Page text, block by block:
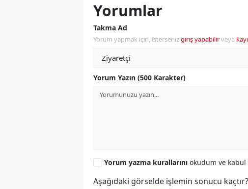
Yorumlar
Takma Ad
Yorum yapmak için, istersenizgiriş yapabilirveya
Yorum Yazın (500 Karakter)
Yorum yazma kurallarını okudum ve
Aşağıdaki görselde işlemin sonucu kaçtır?